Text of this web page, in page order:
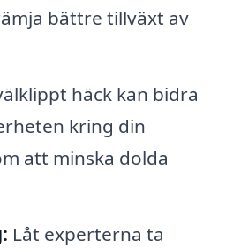
bättre tillväxt av
häck kan bidra
kring din
att minska dolda
Låt experterna ta